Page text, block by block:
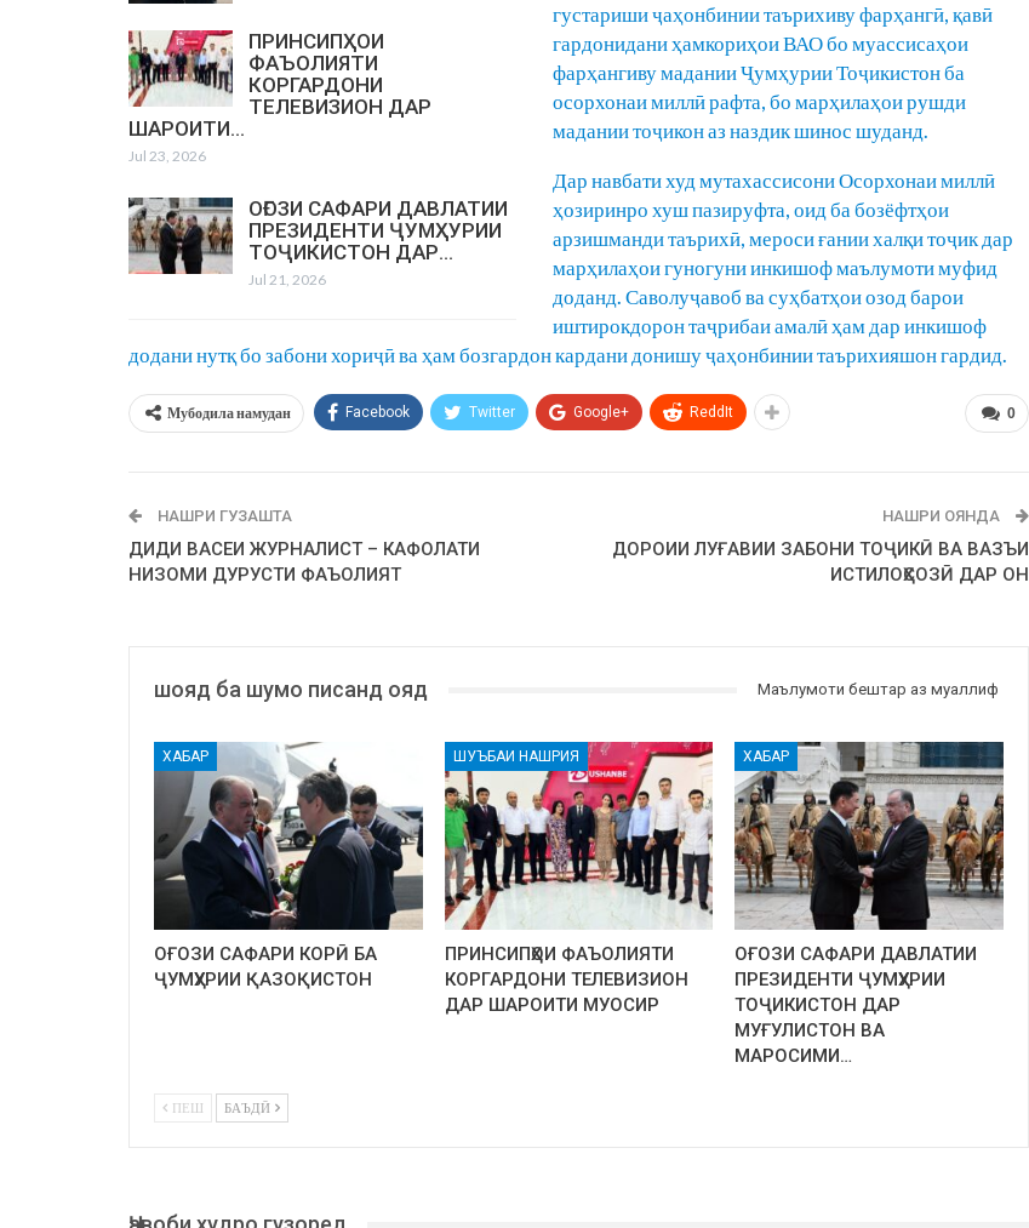
ПРИНСИПҲОИ
ФАЪОЛИЯТИ
КОРГАРДОНИ
ТЕЛЕВИЗИОН ДАР
ШАРОИТИ…
Jul 23, 2026
ОҒОЗИ САФАРИ ДАВЛАТИИ
ПРЕЗИДЕНТИ ҶУМҲУРИИ
ТОҶИКИСТОН ДАР…
Jul 21, 2026
густариши ҷаҳонбинии таърихиву фарҳангӣ, қавӣ
гардонидани ҳамкориҳои ВАО бо муассисаҳои
фарҳангиву мадании Ҷумҳурии Тоҷикистон ба
осорхонаи миллӣ рафта, бо марҳилаҳои рушди
мадании тоҷикон аз наздик шинос шуданд.
Дар навбати худ мутахассисони Осорхонаи миллӣ
ҳозиринро хуш пазируфта, оид ба бозёфтҳои
арзишманди таърихӣ, мероси ғании халқи тоҷик дар
марҳилаҳои гуногуни инкишоф маълумоти муфид
доданд. Саволуҷавоб ва суҳбатҳои озод барои
иштирокдорон таҷрибаи амалӣ ҳам дар инкишоф
додани нутқ бо забони хориҷӣ ва ҳам бозгардон кардани донишу ҷаҳонбинии таърихияшон гардид.
0
Мубодила намудан Facebook Twitter Google+ ReddIt
НАШРИ ГУЗАШТА
ДИДИ ВАСЕИ ЖУРНАЛИСТ – КАФОЛАТИ
НИЗОМИ ДУРУСТИ ФАЪОЛИЯТ
НАШРИ ОЯНДА
ДОРОИИ ЛУҒАВИИ ЗАБОНИ ТОҶИКӢ ВА ВАЗЪИ
ИСТИЛОҲСОЗӢ ДАР ОН
шояд ба шумо писанд ояд Маълумоти бештар аз муаллиф
ХАБАР
ОҒОЗИ САФАРИ КОРӢ БА
ҶУМҲУРИИ ҚАЗОҚИСТОН
ШУЪБАИ НАШРИЯ
ПРИНСИПҲОИ ФАЪОЛИЯТИ
КОРГАРДОНИ ТЕЛЕВИЗИОН
ДАР ШАРОИТИ МУОСИР
ХАБАР
ОҒОЗИ САФАРИ ДАВЛАТИИ
ПРЕЗИДЕНТИ ҶУМҲУРИИ
ТОҶИКИСТОН ДАР
МУҒУЛИСТОН ВА
МАРОСИМИ…
ПЕШ БАЪДӢ